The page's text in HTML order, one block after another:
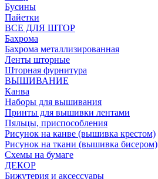
Бусины
Пайетки
ВСЕ ДЛЯ ШТОР
Бахрома
Бахрома металлизированная
Ленты шторные
Шторная фурнитура
ВЫШИВАНИЕ
Канва
Наборы для вышивания
Принты для вышивки лентами
Пяльцы, приспособления
Рисунок на канве (вышивка крестом)
Рисунок на ткани (вышивка бисером)
Схемы на бумаге
ДЕКОР
Бижутерия и аксессуары